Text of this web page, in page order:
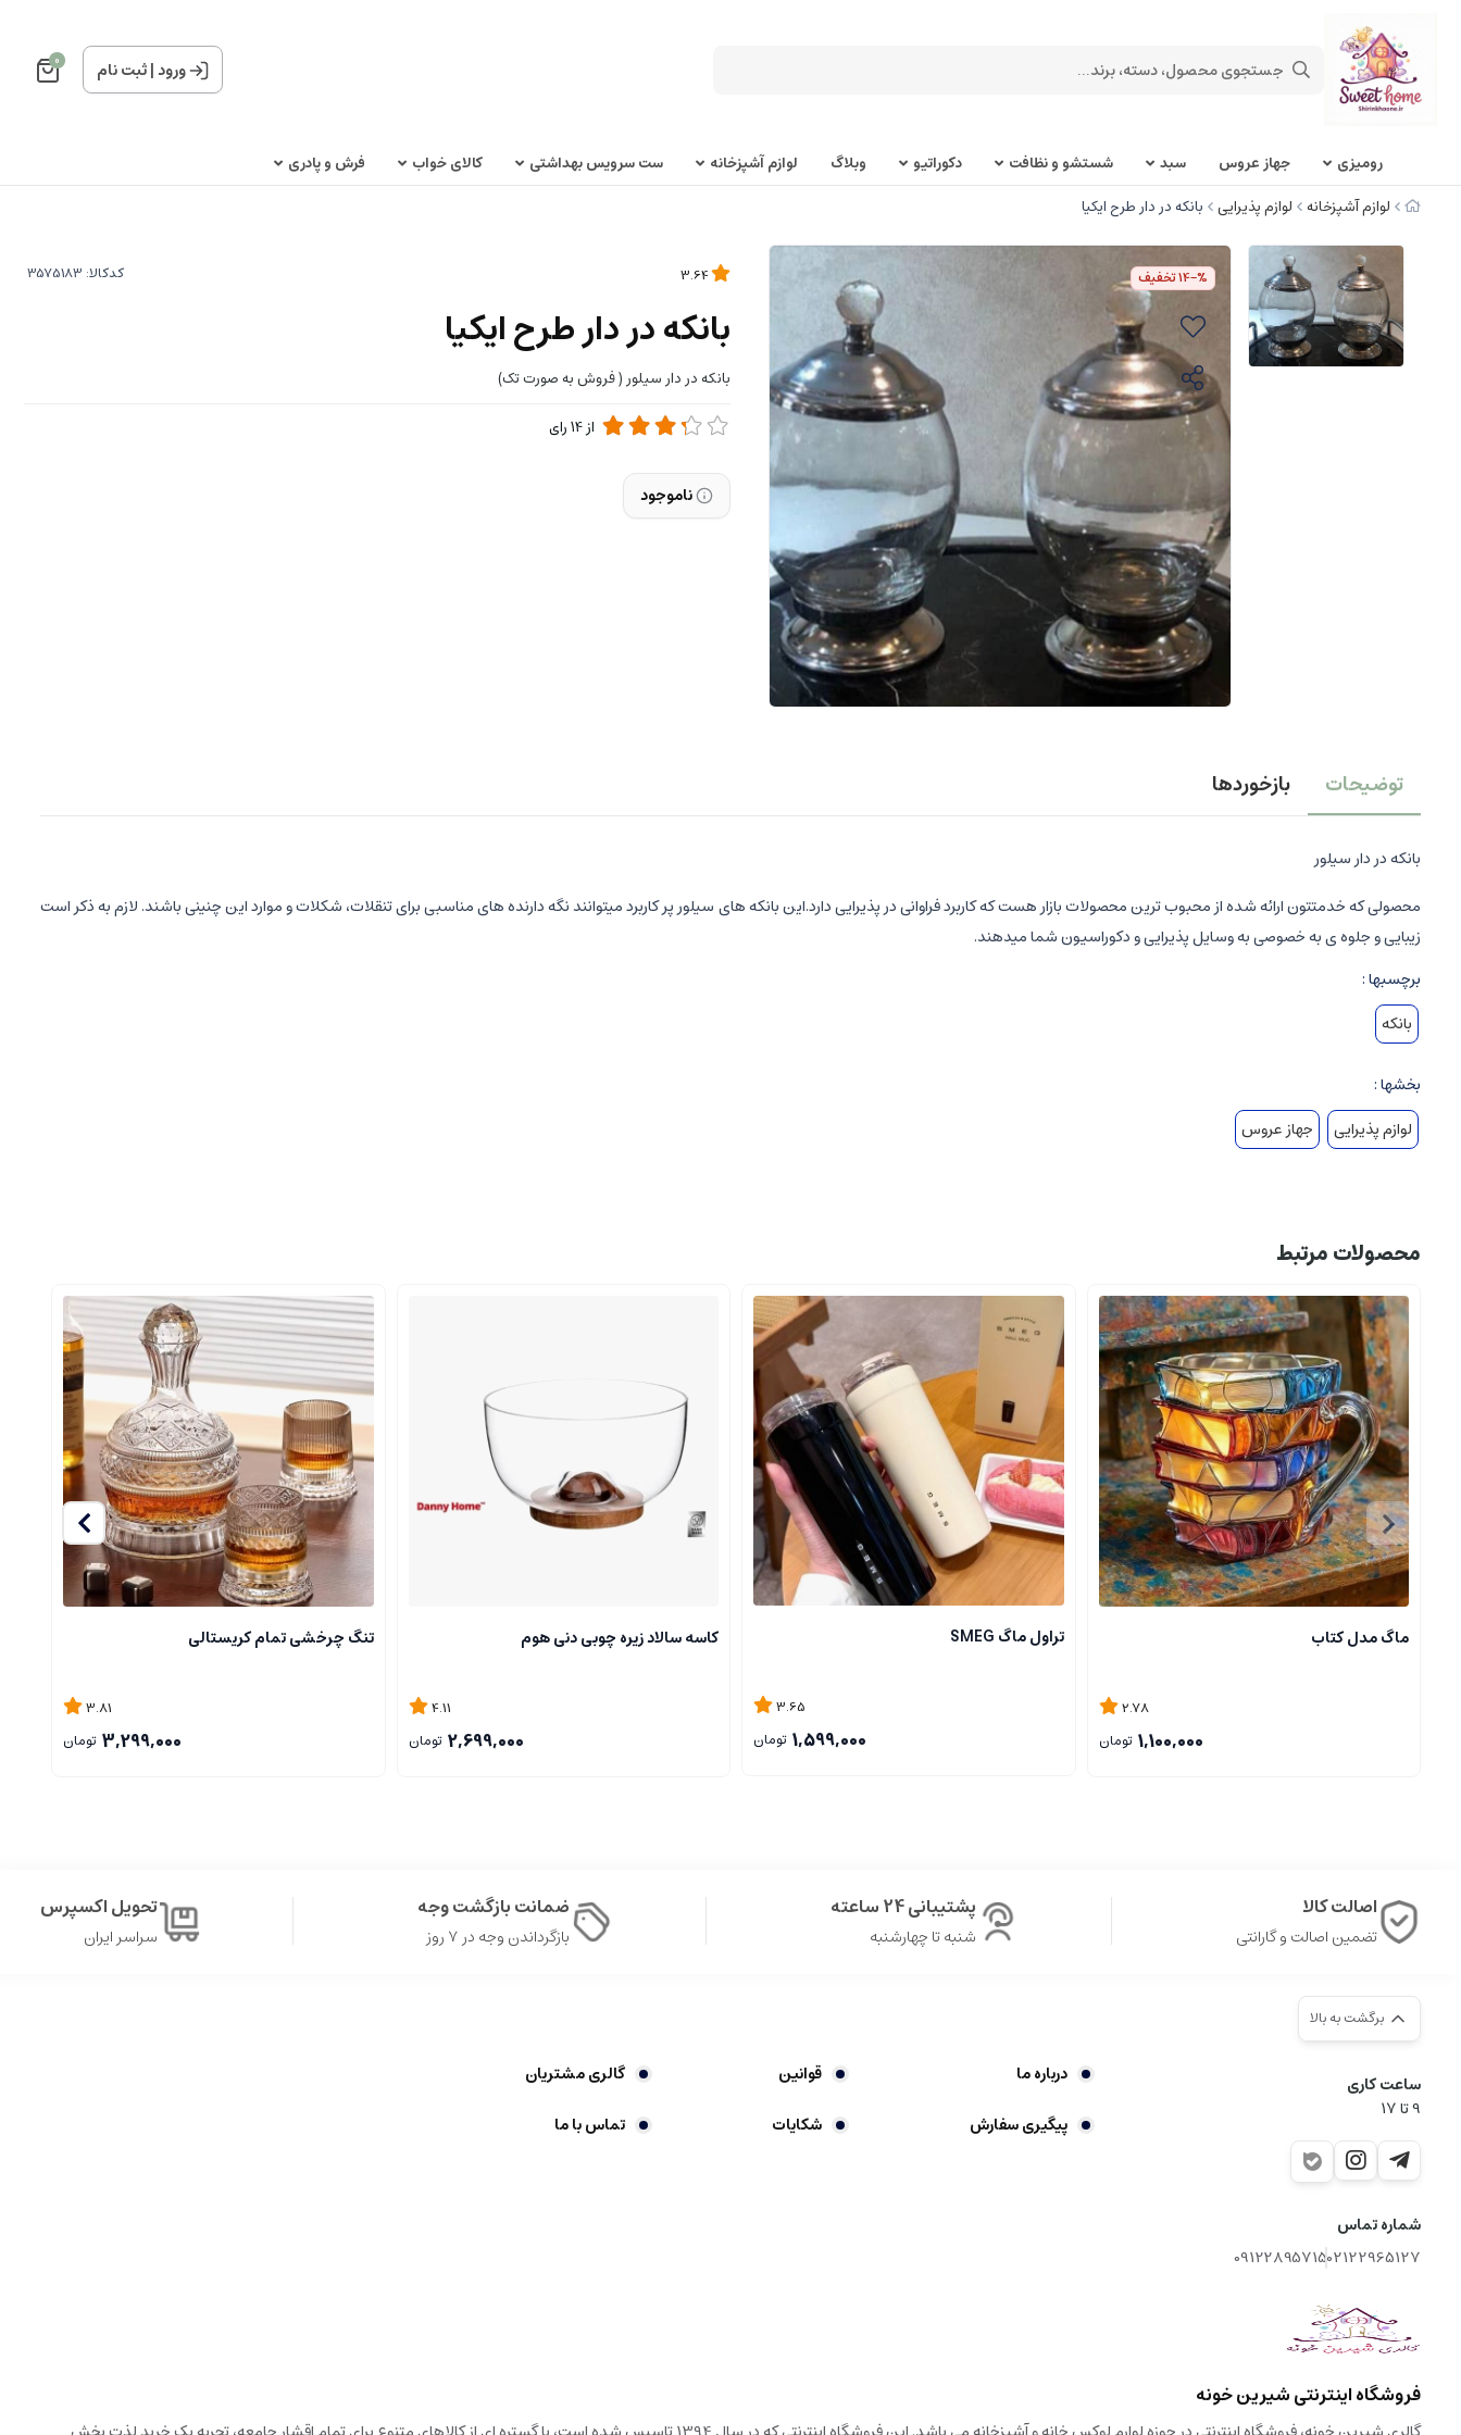
ورود|ثبت نام 0
روميزی جهاز عروس سبد شستشو و نظافت دکوراتیو وبلاگ لوازم آشپزخانه ست سرویس بهداشتی کالای خواب
فرش و پادری
لوازم آشپزخانه
لوازم پذیرایی بانکه در دار طرح ایکیا
%-14 تخفیف کدکالا:
بانکه در دار طرح ایکیا
بانکه در دار سیلور ( فروش به صورت تک)
از14رای
ناموجود
توضیحات بازخوردها
بانکه در دار سیلور
محصولی که خدمتتون ارائه شده از محبوب ترین محصولات بازار هست که کاربرد فراوانی در پذیرایی دارد.این بانکه های سیلور پر کاربرد میتوانند نگه دارنده های مناسبی برای تنقلات، شکلات و موارد این چنینی باشند. لازم به ذکر است
زیبایی و جلوه ی به خصوصی به وسایل پذیرایی و دکوراسیون شما میدهند.
برچسبها :
بانکه
بخشها :
لوازم پذیرایی
جهاز عروس
محصولات مرتبط
ماگ مدل کتاب
2.78
1,100,000 تومان
تراول ماگ SMEG
3.65
1,599,000 تومان
کاسه سالاد زیره چوبی دنی هوم
4.11
2,699,000 تومان
تنگ چرخشی تمام کریستالی
3.81
3,299,000 تومان
اصالت کالا
تضمین اصالت و گارانتی
پشتیبانی 24 ساعته
شنبه تا چهارشنبه
ضمانت بازگشت وجه
بازگرداندن وجه در ۷ روز
تحویل اکسپرس
سراسر ایران
برگشت به بالا
ساعت کاری
9‌ تا ۱۷
شماره تماس
02122965127
09122895715
درباره ما قوانین
گالری مشتریان
پیگیری سفارش
شکایات تماس با ما
فروشگاه اینترنتی شیرین خونه